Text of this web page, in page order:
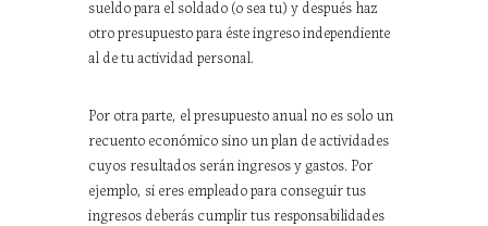
sueldo para el soldado (o sea tu) y después haz
otro presupuesto para éste ingreso independiente
al de tu actividad personal.
Por otra parte, el presupuesto anual no es solo un
recuento económico sino un plan de actividades
cuyos resultados serán ingresos y gastos. Por
ejemplo, si eres empleado para conseguir tus
ingresos deberás cumplir tus responsabilidades